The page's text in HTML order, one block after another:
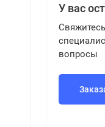
У вас
вопросы